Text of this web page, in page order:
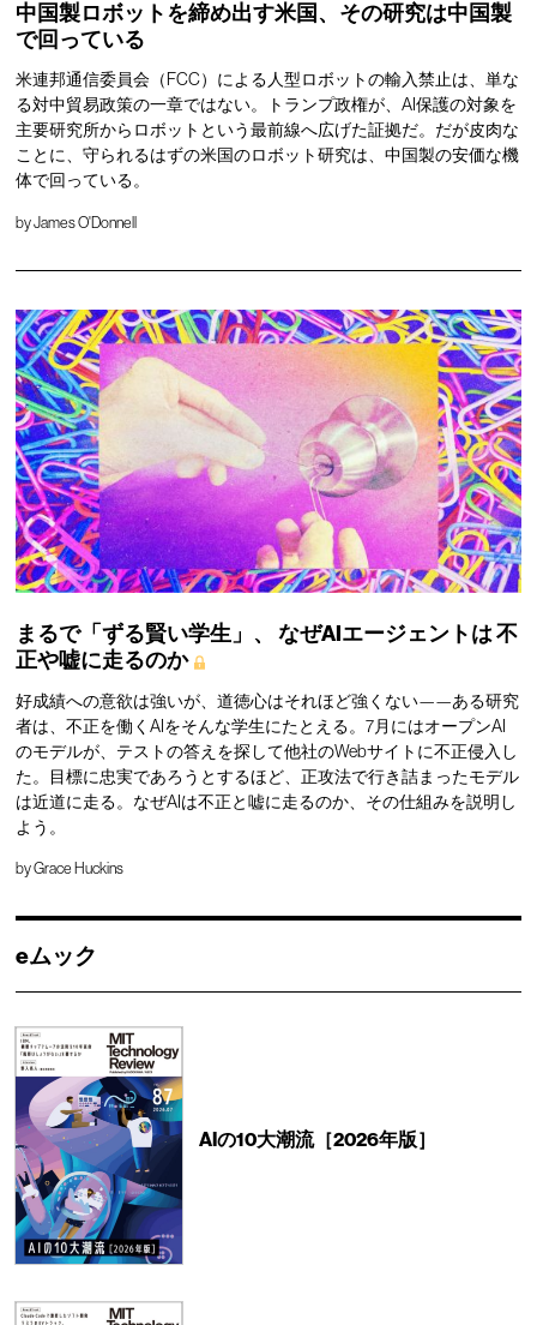
中国製ロボットを締め出す米国、その研究は中国製
で回っている
米連邦通信委員会（FCC）による人型ロボットの輸入禁止は、単な
る対中貿易政策の一章ではない。トランプ政権が、AI保護の対象を
主要研究所からロボットという最前線へ広げた証拠だ。だが皮肉な
ことに、守られるはずの米国のロボット研究は、中国製の安価な機
体で回っている。
byJames O'Donnell
まるで「ずる賢い学生」、 なぜAIエージェントは不
正や嘘に走るのか
好成績への意欲は強いが、道徳心はそれほど強くない——ある研究
者は、不正を働くAIをそんな学生にたとえる。7月にはオープンAI
のモデルが、テストの答えを探して他社のWebサイトに不正侵入し
た。目標に忠実であろうとするほど、正攻法で行き詰まったモデル
は近道に走る。なぜAIは不正と嘘に走るのか、その仕組みを説明し
よう。
byGrace Huckins
eムック
AIの10大潮流［2026年版］